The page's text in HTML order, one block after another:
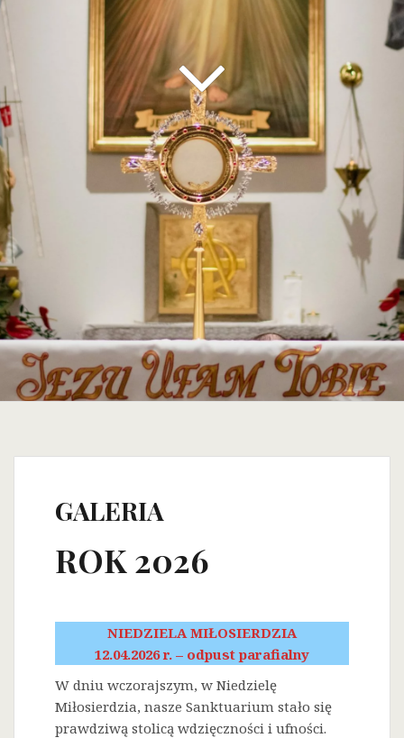
GALERIA
ROK 2026
NIEDZIELA MIŁOSIERDZIA
12.04.2026 r. – odpust parafialny
W dniu wczorajszym, w Niedzielę
Miłosierdzia, nasze Sanktuarium stało się
prawdziwą stolicą wdzięczności i ufności.